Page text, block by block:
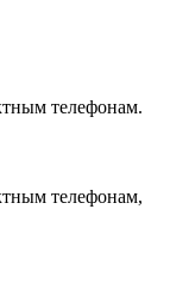
телефонам.
телефонам,